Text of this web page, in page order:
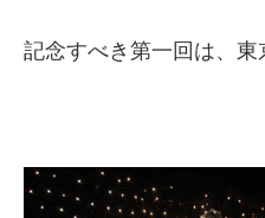
記念すべき第一回は、東